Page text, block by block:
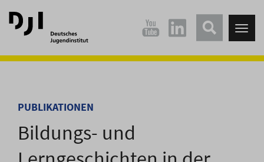
Direkt
zum
Hauptinhalt
Direkt
zum
Hauptmenü
PUBLIKATIONEN
Bildungs- und